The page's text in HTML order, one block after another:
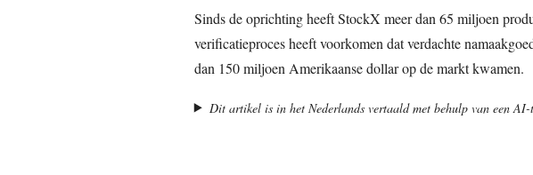
Sinds de oprichting heeft StockX meer dan 65 miljoen
verificatieproces heeft voorkomen dat verdachte
dan 150 miljoen Amerikaanse dollar op de markt kwamen.
Dit artikel is in het Nederlands vertaald met behulp van een AI-